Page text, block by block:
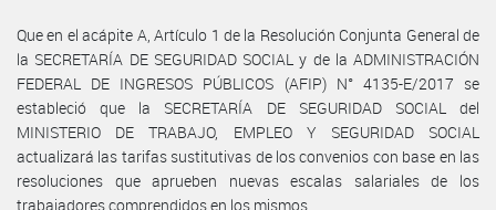
Que en el acápite A, Artículo 1 de la Resolución Conjunta General de
la SECRETARÍA DE SEGURIDAD SOCIAL y de la ADMINISTRACIÓN
FEDERAL DE INGRESOS PÚBLICOS (AFIP) N° 4135-E/2017 se
estableció que la SECRETARÍA DE SEGURIDAD SOCIAL del
MINISTERIO DE TRABAJO, EMPLEO Y SEGURIDAD SOCIAL
actualizará las tarifas sustitutivas de los convenios con base en las
resoluciones que aprueben nuevas escalas salariales de los
trabajadores comprendidos en los mismos.